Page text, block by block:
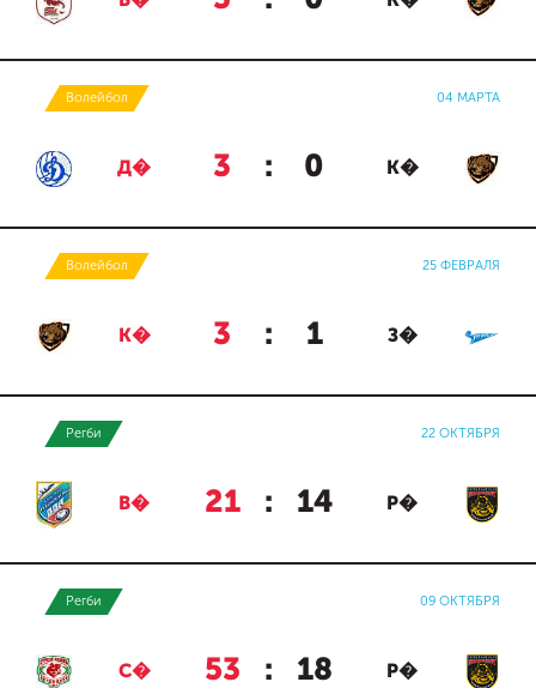
Волейбол 04 МАРТА
Д� 3 : 0 К�
Волейбол 25 ФЕВРАЛЯ
К� 3 : 1 З�
Регби 22 ОКТЯБРЯ
В� 21 : 14 Р�
Регби 09 ОКТЯБРЯ
С� 53 : 18 Р�